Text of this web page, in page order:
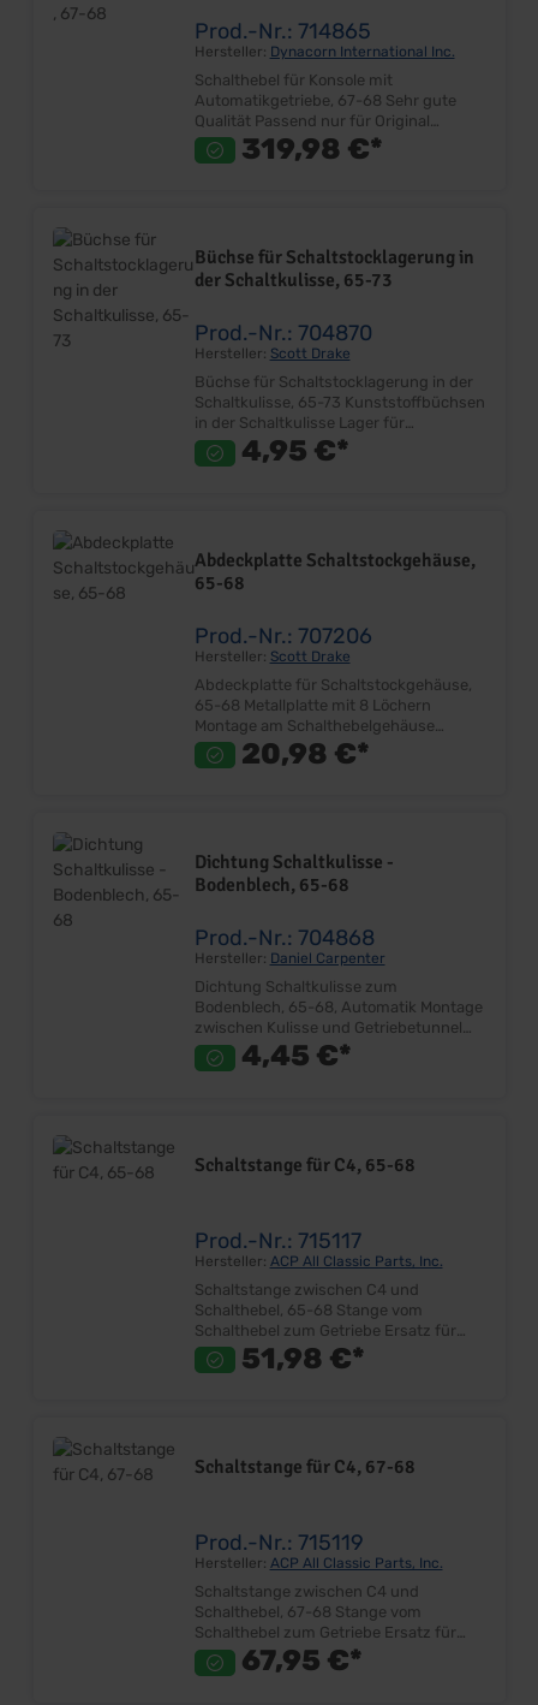
Prod.-Nr.: 714865
Hersteller: Dynacorn International Inc.
Schalthebel für Konsole mit
Automatikgetriebe, 67-68 Sehr gute
Qualität Passend nur für Original
Mittelkonsole Schalthebel mit Gehäuse
Ersetzt Originalteil Inkl.
319,98 €*
Büchse für Schaltstocklagerung in
der Schaltkulisse, 65-73
Prod.-Nr.: 704870
Hersteller: Scott Drake
Büchse für Schaltstocklagerung in der
Schaltkulisse, 65-73 Kunststoffbüchsen
in der Schaltkulisse Lager für
Schalthebel im Schalthebelgehäuse
Stück Ersetzt Originalteil Lieferumfang:
zeigt 2x704870! Für richtigen Einbau
4,95 €*
Abdeckplatte Schaltstockgehäuse,
65-68
Prod.-Nr.: 707206
Hersteller: Scott Drake
Abdeckplatte für Schaltstockgehäuse,
65-68 Metallplatte mit 8 Löchern
Montage am Schalthebelgehäuse
Gegenplatte für Schaltkulisse
Lieferumfang: Stück Preis: Pro Stück
20,98 €*
Dichtung Schaltkulisse -
Bodenblech, 65-68
Prod.-Nr.: 704868
Hersteller: Daniel Carpenter
Dichtung Schaltkulisse zum
Bodenblech, 65-68, Automatik Montage
zwischen Kulisse und Getriebetunnel
Ersetzt Originalteil Sehr gute Qualität
Lieferumfang: Stück Preis: Pro Stück
4,45 €*
Schaltstange für C4, 65-68
Prod.-Nr.: 715117
Hersteller: ACP All Classic Parts, Inc.
Schaltstange zwischen C4 und
Schalthebel, 65-68 Stange vom
Schalthebel zum Getriebe Ersatz für
Originalteil Sehr gute Qualität Inkl.
Schraube Lieferumfang: Stück Preis: Pro51,98 €*
Schaltstange für C4, 67-68
Prod.-Nr.: 715119
Hersteller: ACP All Classic Parts, Inc.
Schaltstange zwischen C4 und
Schalthebel, 67-68 Stange vom
Schalthebel zum Getriebe Ersatz für
Originalteil Sehr gute Qualität Inkl.
Schraube Lieferumfang: Stück Preis: Pro67,95 €*